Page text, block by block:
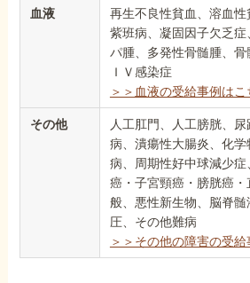
血液
再生不良性貧血、溶血
紫班病、凝固因子欠乏
パ腫、多発性骨髄腫、骨
ＩＶ感染症
＞＞血液の受給事例はこ
その他
人工肛門、人工膀胱、
病、潰瘍性大腸炎、化学
病、周期性好中球減少
癌・子宮頸癌・膀胱癌
般、悪性新生物、脳脊
圧、その他難病
＞＞その他の障害の受